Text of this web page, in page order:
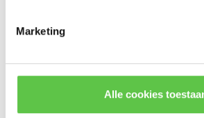
Marketing
Alle cookies
Abonneer
* Lees hier de wettelijke beperkingen